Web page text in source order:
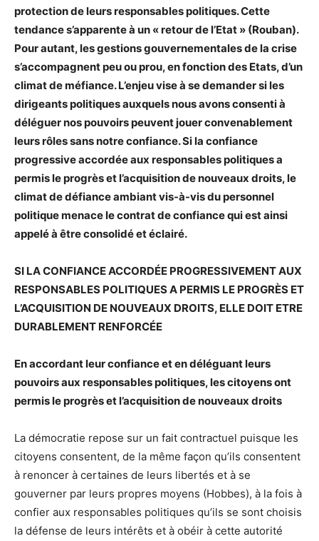
protection de leurs responsables politiques. Cette
tendance s’apparente à un « retour de l’Etat » (Rouban).
Pour autant, les gestions gouvernementales de la crise
s’accompagnent peu ou prou, en fonction des Etats, d’un
climat de méfiance. L’enjeu vise à se demander si les
dirigeants politiques auxquels nous avons consenti à
déléguer nos pouvoirs peuvent jouer convenablement
leurs rôles sans notre confiance. Si la confiance
progressive accordée aux responsables politiques a
permis le progrès et l’acquisition de nouveaux droits, le
climat de défiance ambiant vis-à-vis du personnel
politique menace le contrat de confiance qui est ainsi
appelé à être consolidé et éclairé.
SI LA CONFIANCE ACCORDÉE PROGRESSIVEMENT AUX
RESPONSABLES POLITIQUES A PERMIS LE PROGRÈS ET
L’ACQUISITION DE NOUVEAUX DROITS, ELLE DOIT ETRE
DURABLEMENT RENFORCÉE
En accordant leur confiance et en déléguant leurs
pouvoirs aux responsables politiques, les citoyens ont
permis le progrès et l’acquisition de nouveaux droits
La démocratie repose sur un fait contractuel puisque les
citoyens consentent, de la même façon qu’ils consentent
à renoncer à certaines de leurs libertés et à se
gouverner par leurs propres moyens (Hobbes), à la fois à
confier aux responsables politiques qu’ils se sont choisis
la défense de leurs intérêts et à obéir à cette autorité